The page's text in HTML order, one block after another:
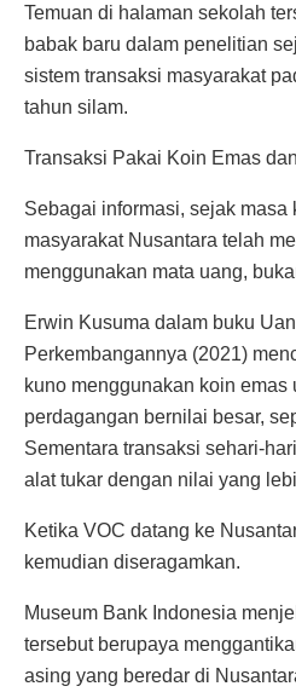
Temuan di halaman sekolah
babak baru dalam penelitian
sistem transaksi masyarakat
tahun silam.
Transaksi Pakai Koin Emas
Sebagai informasi, sejak
masyarakat Nusantara telah
menggunakan mata uang,
Erwin Kusuma dalam buku
Perkembangannya (2021)
kuno menggunakan koin emas
perdagangan bernilai besar,
Sementara transaksi sehari-
alat tukar dengan nilai yang
Ketika VOC datang ke
kemudian diseragamkan.
Museum Bank Indonesia
tersebut berupaya
asing yang beredar di